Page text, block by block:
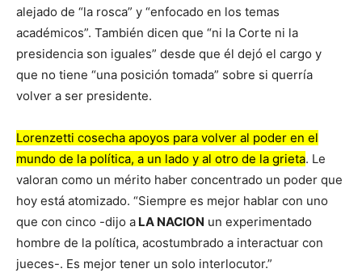
alejado de “la rosca” y “enfocado en los temas
académicos”. También dicen que “ni la Corte ni la
presidencia son iguales” desde que él dejó el cargo y
que no tiene “una posición tomada” sobre si querría
volver a ser presidente.
Lorenzetti cosecha apoyos para volver al poder en el
mundo de la política, a un lado y al otro de la grieta. Le
valoran como un mérito haber concentrado un poder que
hoy está atomizado. “Siempre es mejor hablar con uno
que con cinco -dijo a LA NACION un experimentado
hombre de la política, acostumbrado a interactuar con
jueces-. Es mejor tener un solo interlocutor.”